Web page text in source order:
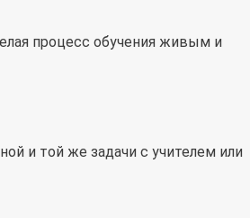
процесс обучения живым и
и той же задачи с учителем или